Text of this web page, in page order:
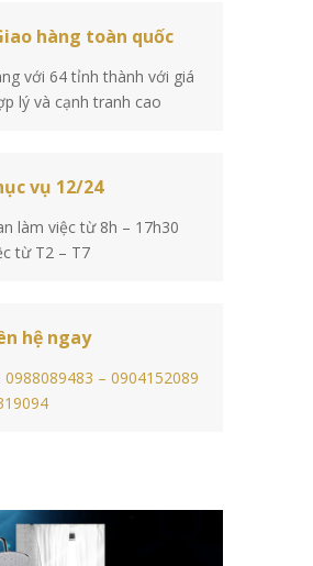
hàng toàn quốc
với 64 tỉnh thành với giá
lý và cạnh tranh cao
vụ 12/24
làm việc từ 8h – 17h30
từ T2 – T7
hệ ngay
0988089483 – 0904152089